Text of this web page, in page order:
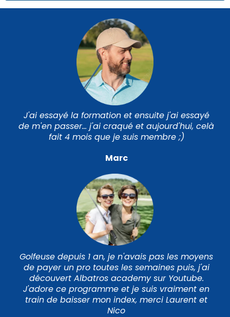
J'ai essayé la formation et ensuite j'ai essayé
de m'en passer... j'ai craqué et aujourd'hui, celà
fait 4 mois que je suis membre ;)
Marc
Golfeuse depuis 1 an, je n'avais pas les moyens
de payer un pro toutes les semaines puis, j'ai
découvert Albatros academy sur Youtube.
J'adore ce programme et je suis vraiment en
train de baisser mon index, merci Laurent et
Nico